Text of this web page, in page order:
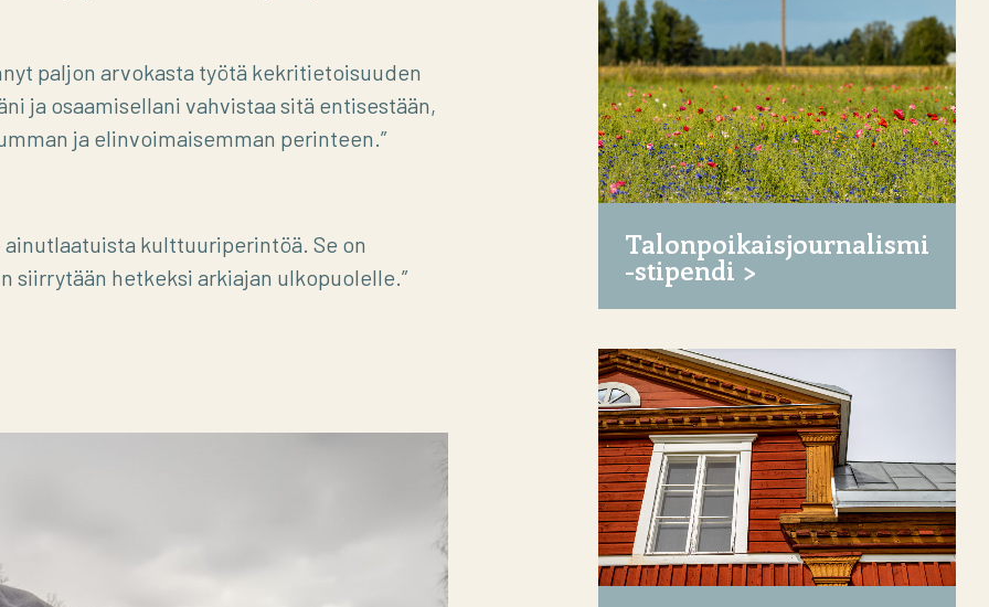
paljon arvokasta työtä kekritietoisuuden
ja osaamisellani vahvistaa sitä entisestään,
ja elinvoimaisemman perinteen.”
kulttuuriperintöä. Se on
siirrytään hetkeksi arkiajan ulkopuolelle.”
Talonpoikaisjournalismi
-stipendi